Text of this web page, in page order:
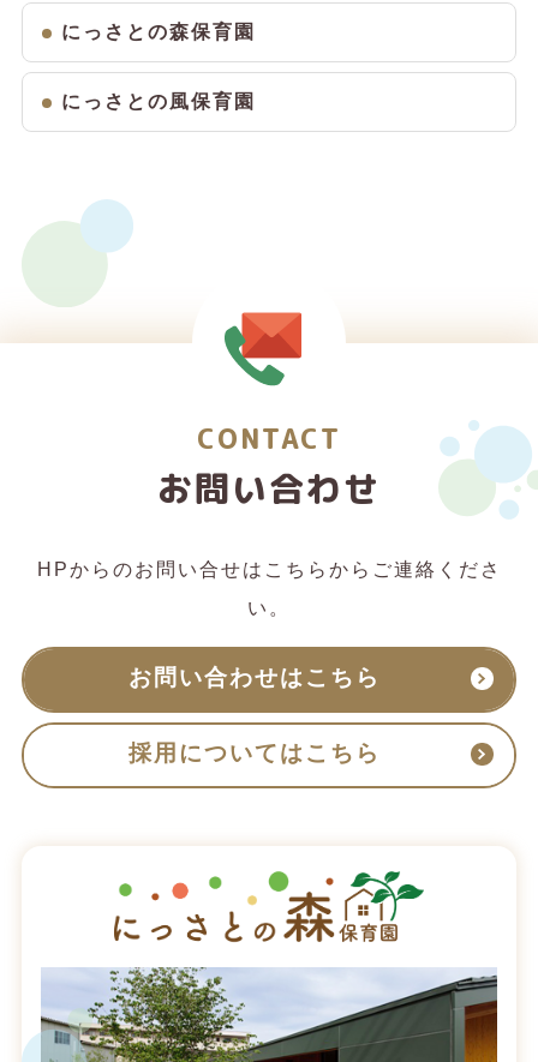
にっさとの森保育園
にっさとの風保育園
CONTACT
お問い合わせ
HPからのお問い合せはこちらからご連絡くださ
い。
お問い合わせはこちら
採用についてはこちら